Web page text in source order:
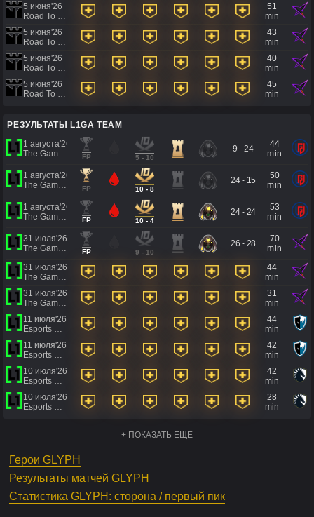
5 июня'26
51
min
5 июня'26
43
min
5 июня'26
40
min
5 июня'26
45
min
РЕЗУЛЬТАТЫ L1GA TEAM
1 августа'26
FP 5 - 10
9 - 24
44
min
1 августа'26
FP 10 - 8
24 - 15
50
min
1 августа'26
FP 10 - 4
24 - 24
53
min
31 июля'26
FP 9 - 10
26 - 28
70
min
31 июля'26
44
min
31 июля'26
31
min
11 июля'26
44
min
11 июля'26
42
min
10 июля'26
42
min
10 июля'26
28
min
+ ПОКАЗАТЬ ЕЩЕ
Герои GLYPH
Результаты матчей GLYPH
Статистика GLYPH: сторона / первый пик